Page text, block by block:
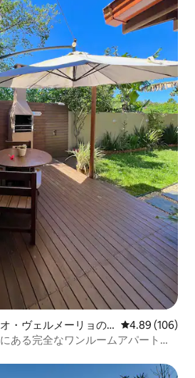
・ヴェルメーリョの
レビュー106
4.89 (106)
ある完全なワンルームアパートメ